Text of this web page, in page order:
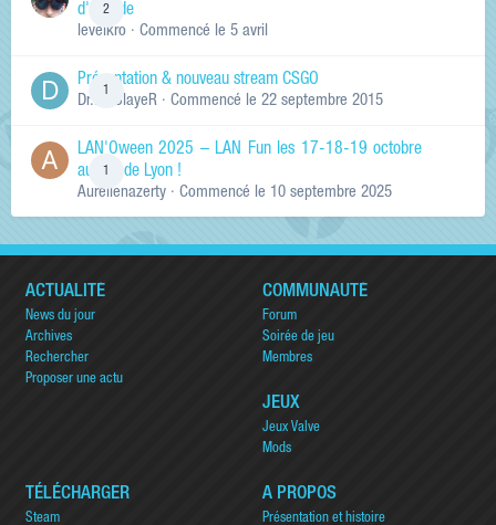
2
d'arcade
levelkro · Commencé le 5 avril
Présentation & nouveau stream CSGO
Dr.KinSlayeR · Commencé le 22 septembre 2015
LAN'Oween 2025 – LAN Fun les 17-18-19 octobre
au sud de Lyon !
Aurelienazerty · Commencé le 10 septembre 2025
ACTUALITÉ
News du jour
Archives
Rechercher
Proposer une actu
COMMUNAUTÉ
Forum
Soirée de jeu
Membres
JEUX
Jeux Valve
Mods
TÉLÉCHARGER
Steam
A PROPOS
Présentation et histoire